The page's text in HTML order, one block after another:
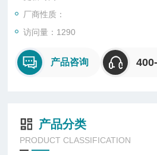
厂商性质：
访问量：1290
产品咨询
产品分类
PRODUCT CLASSIFICATION